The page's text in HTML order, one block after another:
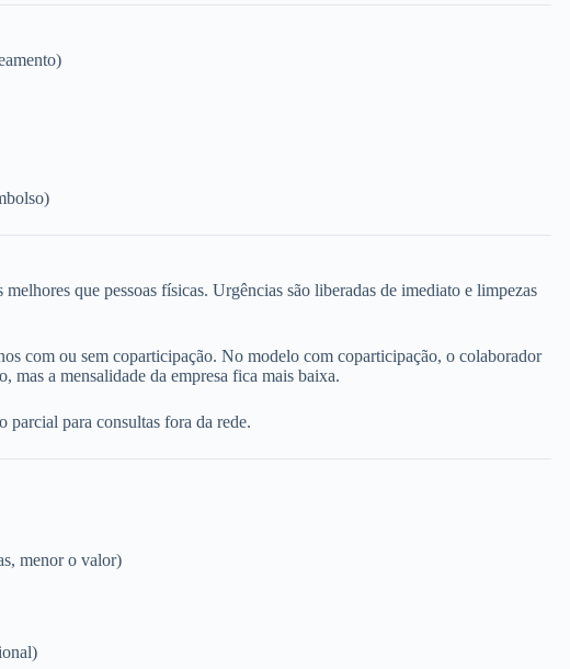
melhores que pessoas físicas. Urgências são liberadas de imediato e limpezas
com ou sem coparticipação. No modelo com coparticipação, o colaborador
mas a mensalidade da empresa fica mais baixa.
parcial para consultas fora da rede.
menor o valor)